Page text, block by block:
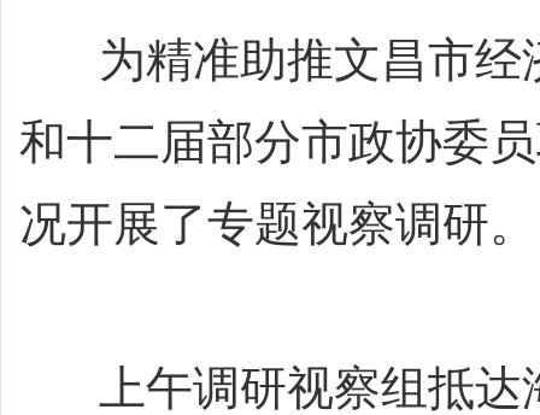
为精准助推文昌市经
和十二届部分市政协委
况开展了专题视察调研。
上午调研视察组抵达